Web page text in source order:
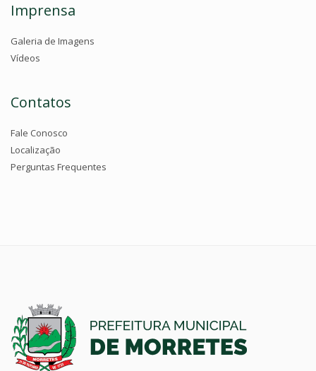
Imprensa
Galeria de Imagens
Vídeos
Contatos
Fale Conosco
Localização
Perguntas Frequentes